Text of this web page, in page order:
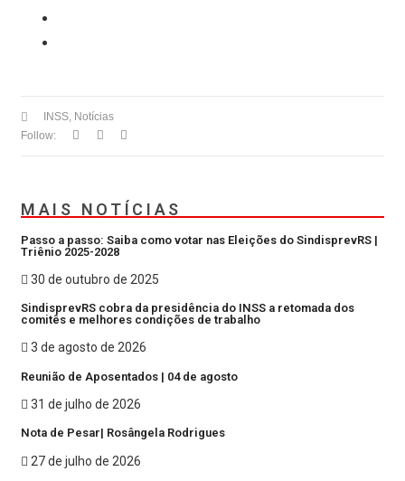
INSS, Notícias
Follow:
MAIS NOTÍCIAS
Passo a passo: Saiba como votar nas Eleições do SindisprevRS |
Triênio 2025-2028
30 de outubro de 2025
SindisprevRS cobra da presidência do INSS a retomada dos
comitês e melhores condições de trabalho
3 de agosto de 2026
Reunião de Aposentados | 04 de agosto
31 de julho de 2026
Nota de Pesar| Rosângela Rodrigues
27 de julho de 2026